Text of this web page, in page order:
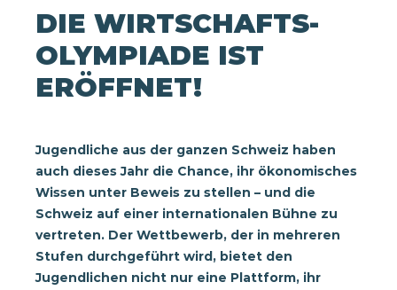
DIE WIRTSCHAFTS-
OLYMPIADE IST
ERÖFFNET!
Jugendliche aus der ganzen Schweiz haben
auch dieses Jahr die Chance, ihr ökonomisches
Wissen unter Beweis zu stellen – und die
Schweiz auf einer internationalen Bühne zu
vertreten. Der Wettbewerb, der in mehreren
Stufen durchgeführt wird, bietet den
Jugendlichen nicht nur eine Plattform, ihr